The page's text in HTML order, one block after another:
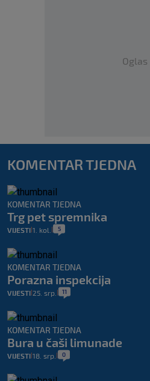
Oglas
KOMENTAR TJEDNA
KOMENTAR TJEDNA
Trg pet spremnika
VIJESTI 1. kol. 5
KOMENTAR TJEDNA
Porazna inspekcija
VIJESTI 25. srp. 11
KOMENTAR TJEDNA
Bura u čaši limunade
VIJESTI 18. srp. 0